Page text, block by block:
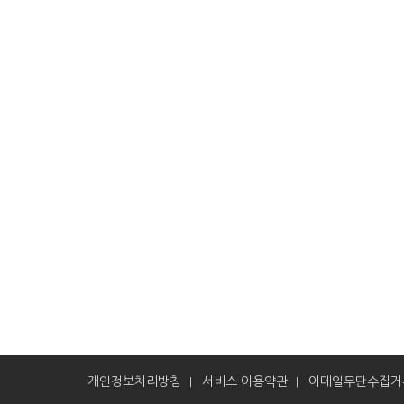
개인정보처리방침 서비스 이용약관 이메일무단수집